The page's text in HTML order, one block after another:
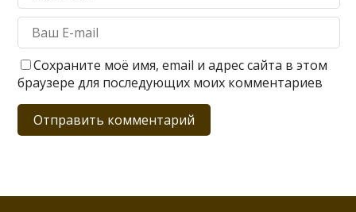
Сохраните моё имя, email и адрес сайта в этом
браузере для последующих моих комментариев